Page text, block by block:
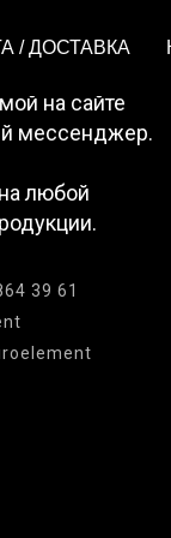
/ ДОСТАВКА
на сайте
мессенджер.
любой
39 61